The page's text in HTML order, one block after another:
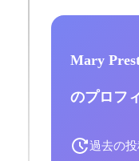
Mary
のプロフ
過去の